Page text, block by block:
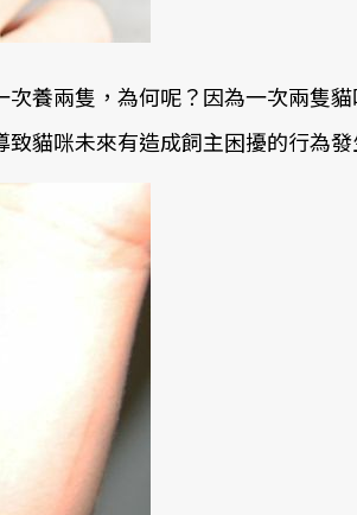
養兩隻，為何呢？因為一次兩隻
貓咪未來有造成飼主困擾的行為發